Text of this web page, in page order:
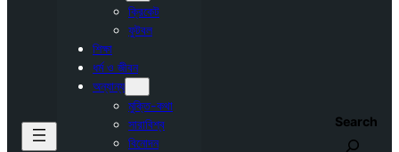
ক্রিকেট
ফুটবল
শিক্ষা
ধর্ম ও জীবন
অন্যান্য
মুক্তি-কথা
সারাবিশ্ব
বিনোদন
Search